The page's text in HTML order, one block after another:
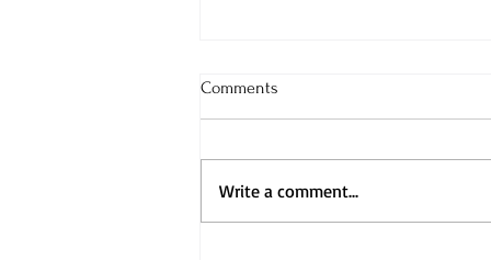
Comments
Write a comment...